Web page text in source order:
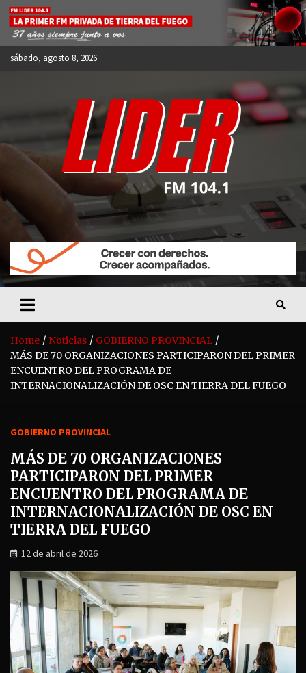
Skip
content
sábado, agosto 8, 2026
FM LIDER 104.1
Home Noticias
GOBIERNO PROVINCIAL
MÁS DE 70 ORGANIZACIONES PARTICIPARON DEL PRIMER
ENCUENTRO DEL PROGRAMA DE
INTERNACIONALIZACIÓN DE OSC EN TIERRA DEL FUEGO
GOBIERNO PROVINCIAL
MÁS DE 70 ORGANIZACIONES
PARTICIPARON DEL PRIMER
ENCUENTRO DEL PROGRAMA DE
INTERNACIONALIZACIÓN DE OSC EN
TIERRA DEL FUEGO
12 de abril de 2026